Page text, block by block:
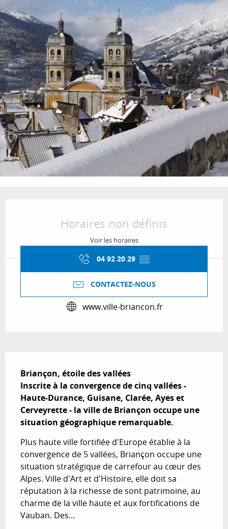
Horaires non définis
Voir les horaires
04 92 20 29 ▒▒
CONTACTEZ-NOUS
www.ville-briancon.fr
Briançon, étoile des vallées
Inscrite à la convergence de cinq vallées -
Haute-Durance, Guisane, Clarée, Ayes et
Cerveyrette - la ville de Briançon occupe une
situation géographique remarquable.
Plus haute ville fortifiée d'Europe établie à la
convergence de 5 vallées, Briançon occupe une
situation stratégique de carrefour au cœur des
Alpes. Ville d'Art et d'Histoire, elle doit sa
réputation à la richesse de sont patrimoine, au
charme de la ville haute et aux fortifications de
Vauban. Des...